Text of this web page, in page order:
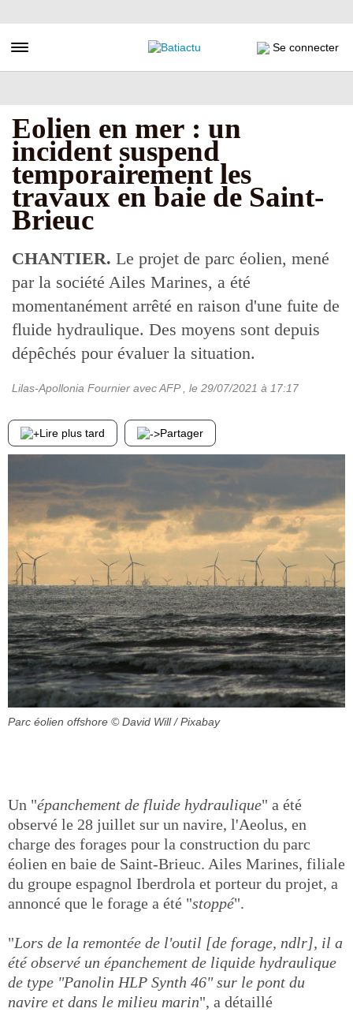
au
principal
Toggle navigation Se connecter
Eolien en mer : un
incident suspend
temporairement les
travaux en baie de Saint-
Brieuc
CHANTIER. Le projet de parc éolien, mené
par la société Ailes Marines, a été
momentanément arrêté en raison d'une fuite de
fluide hydraulique. Des moyens sont depuis
dépêchés pour évaluer la situation.
Lilas-Apollonia Fournier avec AFP , le 29/07/2021 à 17:17
Lire plus tard Partager
Parc éolien offshore © David Will / Pixabay
Un "épanchement de fluide hydraulique" a été
observé le 28 juillet sur un navire, l'Aeolus, en
charge des forages pour la construction du parc
éolien en baie de Saint-Brieuc. Ailes Marines, filiale
du groupe espagnol Iberdrola et porteur du projet, a
annoncé que le forage a été "stoppé".
"Lors de la remontée de l'outil [de forage, ndlr], il a
été observé un épanchement de liquide hydraulique
de type "Panolin HLP Synth 46" sur le pont du
navire et dans le milieu marin", a détaillé